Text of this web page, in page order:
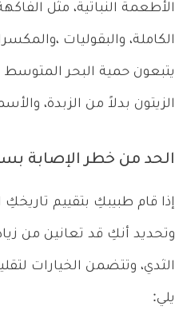
الأطعمة النباتية، مثل
الكاملة، والبقوليات
يتبعون حمية البحر
الزيتون بدلاً من الزبدة،
الحد من خطر الإصابة
إذا قام طبيبكِ بتقييم تاريخكِ
وتحديد أنكِ قد تعانين من
الثدي، وتتضمن الخيارات
يلي: